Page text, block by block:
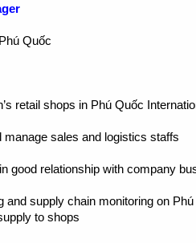
Quốc
retail shops in Phú Quốc
manage sales and logistics staffs
good relationship with company
and supply chain monitoring on
to shops